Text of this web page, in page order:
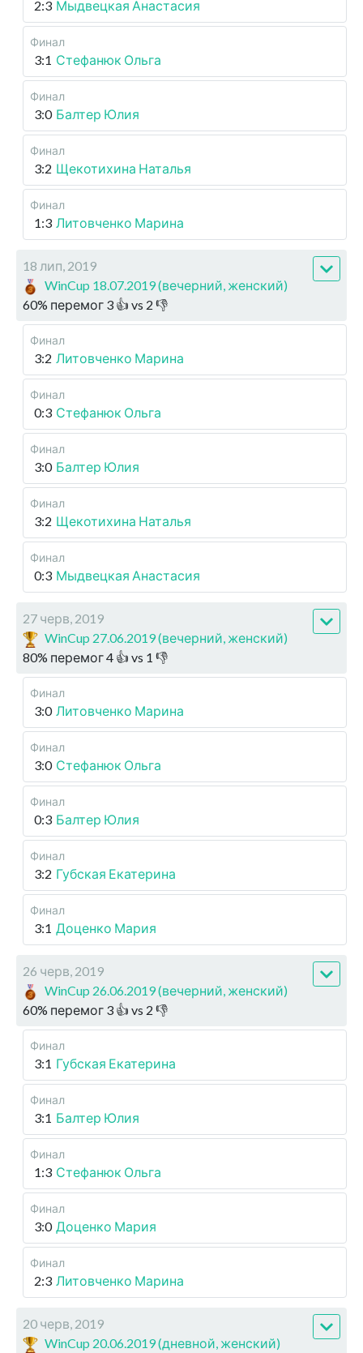
2:3 Мыдвецкая Анастасия
Финал
3:1 Стефанюк Ольга
Финал
3:0 Балтер Юлия
Финал
3:2 Щекотихина Наталья
Финал
1:3 Литовченко Марина
18 лип, 2019
WinCup 18.07.2019 (вечерний, женский)
60% перемог 3 👍 vs 2 👎
Финал
3:2 Литовченко Марина
Финал
0:3 Стефанюк Ольга
Финал
3:0 Балтер Юлия
Финал
3:2 Щекотихина Наталья
Финал
0:3 Мыдвецкая Анастасия
27 черв, 2019
WinCup 27.06.2019 (вечерний, женский)
80% перемог4 👍 vs 1 👎
Финал
3:0 Литовченко Марина
Финал
3:0 Стефанюк Ольга
Финал
0:3 Балтер Юлия
Финал
3:2 Губская Екатерина
Финал
3:1 Доценко Мария
26 черв, 2019
WinCup 26.06.2019 (вечерний, женский)
60% перемог 3 👍 vs 2 👎
Финал
3:1 Губская Екатерина
Финал
3:1 Балтер Юлия
Финал
1:3 Стефанюк Ольга
Финал
3:0 Доценко Мария
Финал
2:3 Литовченко Марина
20 черв, 2019
WinCup 20.06.2019 (дневной, женский)